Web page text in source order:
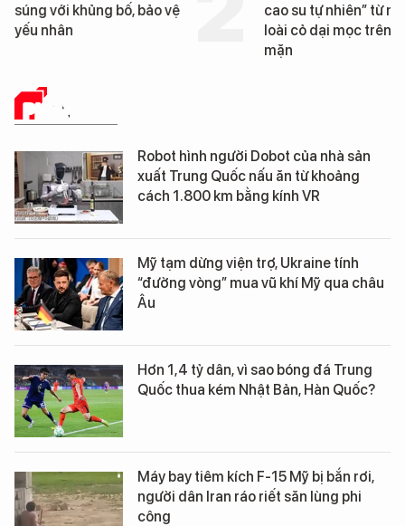
bố, bảo vệ
cao su tự nhiên” từ một
loài cỏ dại mọc trên đất
PHÂN TÍCH
Robot hình người Dobot của nhà sản
xuất Trung Quốc nấu ăn từ khoảng
cách 1.800 km bằng kính VR
Mỹ tạm dừng viện trợ, Ukraine tính
“đường vòng” mua vũ khí Mỹ qua châu
Âu
Hơn 1,4 tỷ dân, vì sao bóng đá Trung
Quốc thua kém Nhật Bản, Hàn Quốc?
Máy bay tiêm kích F-15 Mỹ bị bắn rơi,
người dân Iran ráo riết săn lùng phi
công